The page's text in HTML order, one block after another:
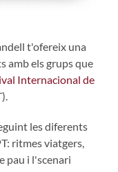
t'ofereix una
amb els grups que
Internacional de
les diferents
ritmes viatgers,
pau i l'scenari